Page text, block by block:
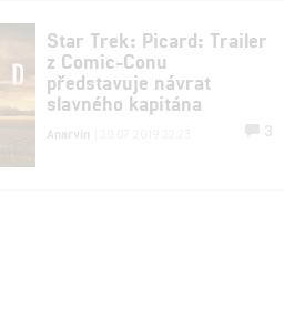
Star Trek: Picard: Trailer
z Comic-Conu
představuje návrat
slavného kapitána
Anarvin 3